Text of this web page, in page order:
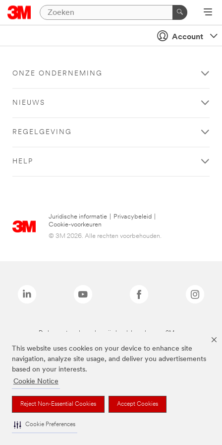
This website uses cookies on your device to enhance site
navigation, analyze site usage, and deliver you advertisements
based on your interests.
Cookie Notice
Reject Non-Essential Cookies Accept Cookies
Cookie Preferences
Account
ONZE ONDERNEMING
NIEUWS
REGELGEVING
HELP
Juridische informatie Privacybeleid
Cookie-voorkeuren
© 3M 2026. Alle rechten voorbehouden.
De bovenstaande merken zijn handelsmerken van 3M.we